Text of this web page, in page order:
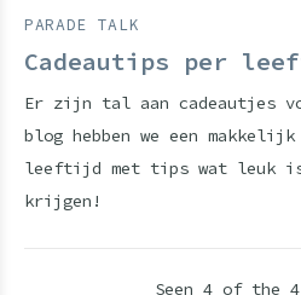
PARADE TALK
Cadeautips per
Er zijn tal aan cadeautjes
blog hebben we een
leeftijd met tips wat leuk is
krijgen!
Seen 4 of the